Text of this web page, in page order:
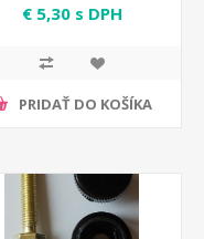
€ 5,30 s DPH
PRIDAŤ DO KOŠÍKA